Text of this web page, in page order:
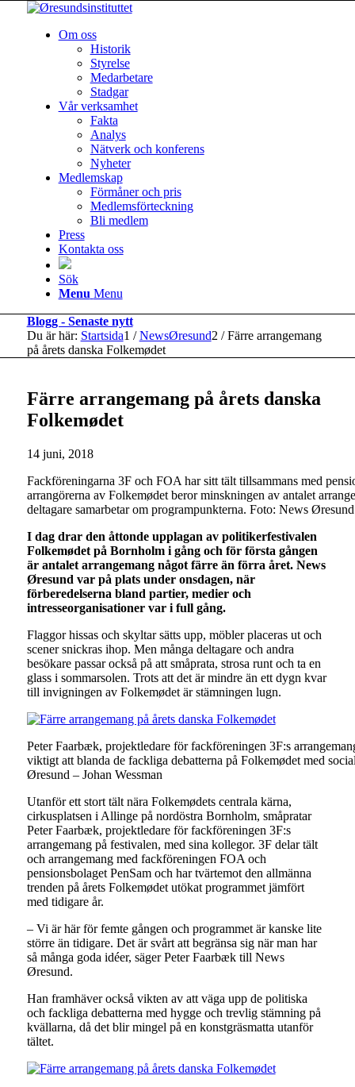
Om oss
Historik
Styrelse
Medarbetare
Stadgar
Vår verksamhet
Fakta
Analys
Nätverk och konferens
Nyheter
Medlemskap
Förmåner och pris
Medlemsförteckning
Bli medlem
Press
Kontakta oss
Sök
Menu Menu
Blogg - Senaste nytt
Du är här: Startsida1 / NewsØresund2 / Färre arrangemang
på årets danska Folkemødet
Färre arrangemang på årets danska
Folkemødet
14 juni, 2018
Fackföreningarna 3F och FOA har sitt tält tillsammans med
arrangörerna av Folkemødet beror minskningen av antalet
deltagare samarbetar om programpunkterna. Foto: News
I dag drar den åttonde upplagan av politikerfestivalen
Folkemødet på Bornholm i gång och för första gången
är antalet arrangemang något färre än förra året. News
Øresund var på plats under onsdagen, när
förberedelserna bland partier, medier och
intresseorganisationer var i full gång.
Flaggor hissas och skyltar sätts upp, möbler placeras ut och
scener snickras ihop. Men många deltagare och andra
besökare passar också på att småprata, strosa runt och ta en
glass i sommarsolen. Trots att det är mindre än ett dygn kvar
till invigningen av Folkemødet är stämningen lugn.
Peter Faarbæk, projektledare för fackföreningen 3F:s
viktigt att blanda de fackliga debatterna på Folkemødet med
Øresund – Johan Wessman
Utanför ett stort tält nära Folkemødets centrala kärna,
cirkusplatsen i Allinge på nordöstra Bornholm, småpratar
Peter Faarbæk, projektledare för fackföreningen 3F:s
arrangemang på festivalen, med sina kollegor. 3F delar tält
och arrangemang med fackföreningen FOA och
pensionsbolaget PenSam och har tvärtemot den allmänna
trenden på årets Folkemødet utökat programmet jämfört
med tidigare år.
– Vi är här för femte gången och programmet är kanske lite
större än tidigare. Det är svårt att begränsa sig när man har
så många goda idéer, säger Peter Faarbæk till News
Øresund.
Han framhäver också vikten av att väga upp de politiska
och fackliga debatterna med hygge och trevlig stämning på
kvällarna, då det blir mingel på en konstgräsmatta utanför
tältet.